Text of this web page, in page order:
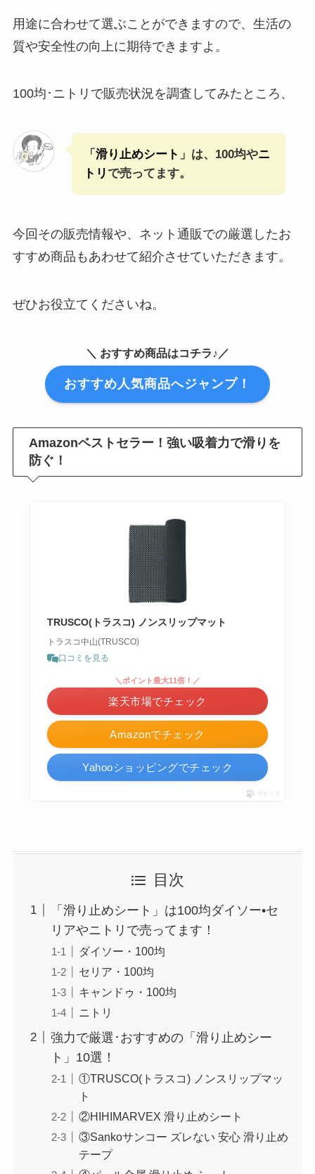
用途に合わせて選ぶことができますので、生活の
質や安全性の向上に期待できますよ。
100均･ニトリで販売状況を調査してみたところ、
「 滑り止めシート 」は、100均やニ
トリで売ってます。
今回その販売情報や、ネット通販での厳選したお
すすめ商品もあわせて紹介させていただきます。
ぜひお役立てくださいね。
＼ おすすめ商品はコチラ♪／
おすすめ人気商品へジャンプ！
Amazonベストセラー！強い吸着力で滑りを
防ぐ！
TRUSCO(トラスコ) ノンスリップマット
トラスコ中山(TRUSCO)
口コミを見る
Amazonでチェック
＼ポイント最大11倍！／
楽天市場でチェック
Yahooショッピングでチェック
ポチップ
目次
「滑り止めシート」は100均ダイソー•セ
リアやニトリで売ってます！
ダイソー・100均
セリア・100均
キャンドゥ・100均
ニトリ
強力で厳選･おすすめの「滑り止めシー
ト」10選！
①TRUSCO(トラスコ) ノンスリップマッ
ト
②HIHIMARVEX 滑り止めシート
③Sankoサンコー ズレない 安心 滑り止め
テープ